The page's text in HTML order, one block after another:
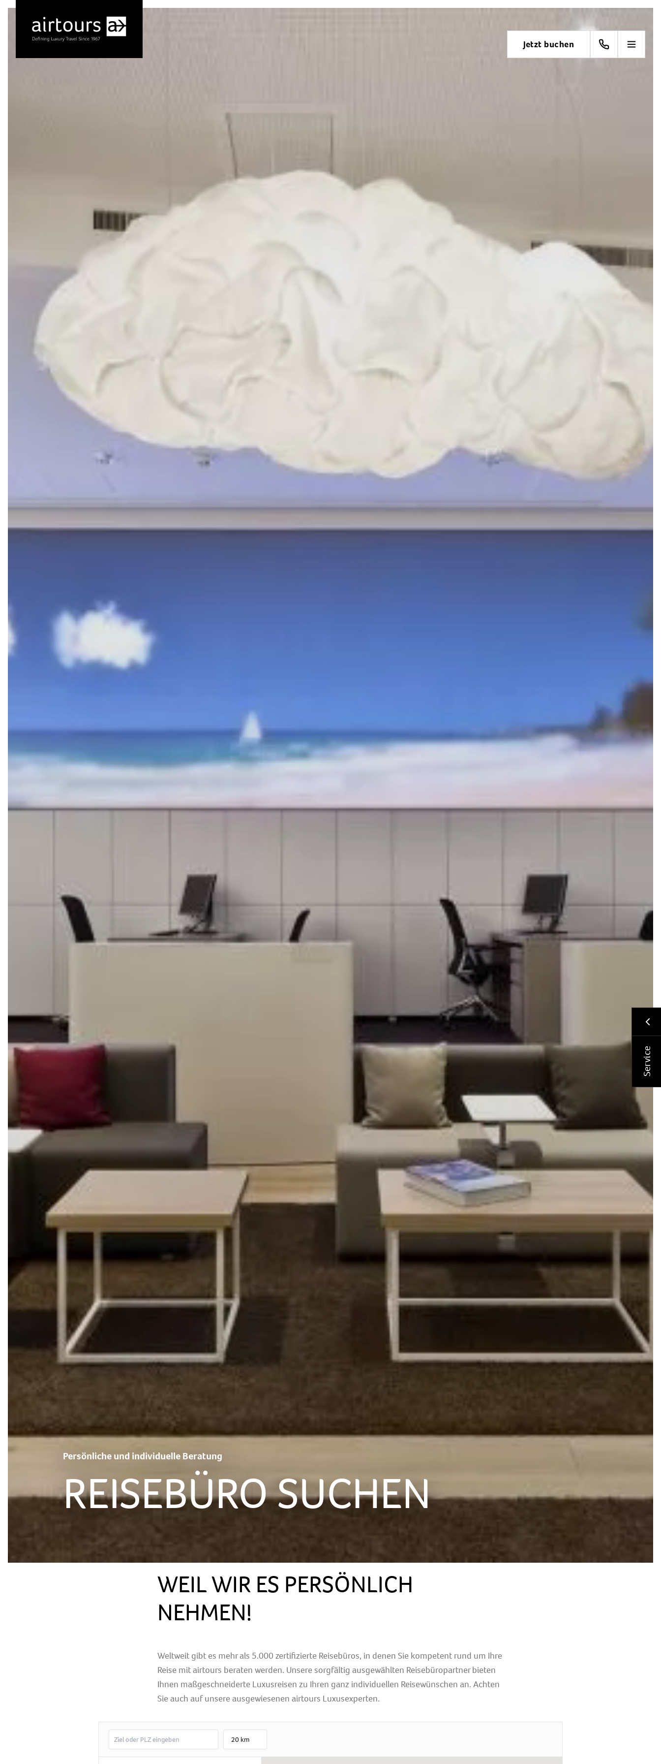
Jetzt buchen
Service
Persönliche und individuelle Beratung
REISEBÜRO SUCHEN
WEIL WIR ES PERSÖNLICH
NEHMEN!
Weltweit gibt es mehr als 5.000 zertifizierte Reisebüros, in denen Sie kompetent rund um Ihre
Reise mit airtours beraten werden. Unsere sorgfältig ausgewählten Reisebüropartner bieten
Ihnen maßgeschneiderte Luxusreisen zu Ihren ganz individuellen Reisewünschen an. Achten
Sie auch auf unsere ausgewiesenen airtours Luxusexperten.
20 km